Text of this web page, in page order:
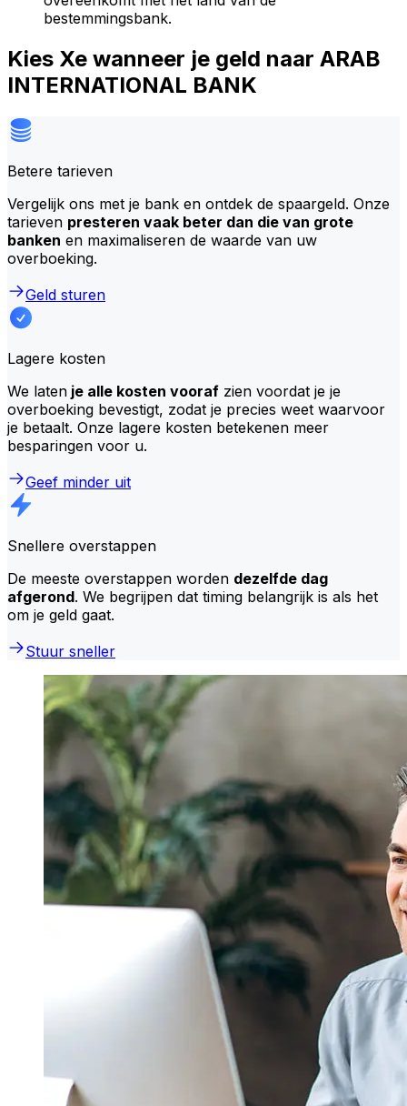
bestemmingsbank.
Kies Xe wanneer je geld naar ARAB
INTERNATIONAL BANK
Betere tarieven
Vergelijk ons met je bank en ontdek de spaargeld. Onze
tarieven presteren vaak beter dan die van grote
banken en maximaliseren de waarde van uw
overboeking.
Geld sturen
Lagere kosten
We laten je alle kosten vooraf zien voordat je je
overboeking bevestigt, zodat je precies weet waarvoor
je betaalt. Onze lagere kosten betekenen meer
besparingen voor u.
Geef minder uit
Snellere overstappen
De meeste overstappen worden dezelfde dag
afgerond. We begrijpen dat timing belangrijk is als het
om je geld gaat.
Stuur sneller